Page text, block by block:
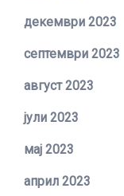
декември 2023
септември 2023
август 2023
јули 2023
мај 2023
април 2023